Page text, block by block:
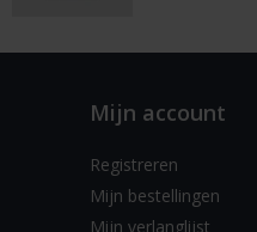
Mijn account
Registreren
Mijn bestellingen
Mijn verlanglijst